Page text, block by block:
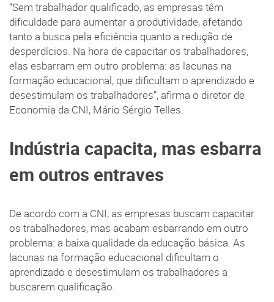
“Sem trabalhador qualificado, as empresas têm
dificuldade para aumentar a produtividade, afetando
tanto a busca pela eficiência quanto a redução de
desperdícios. Na hora de capacitar os trabalhadores,
elas esbarram em outro problema: as lacunas na
formação educacional, que dificultam o aprendizado e
desestimulam os trabalhadores”, afirma o diretor de
Economia da CNI, Mário Sérgio Telles.
Indústria capacita, mas esbarra
em outros entraves
De acordo com a CNI, as empresas buscam capacitar
os trabalhadores, mas acabam esbarrando em outro
problema: a baixa qualidade da educação básica. As
lacunas na formação educacional dificultam o
aprendizado e desestimulam os trabalhadores a
buscarem qualificação.